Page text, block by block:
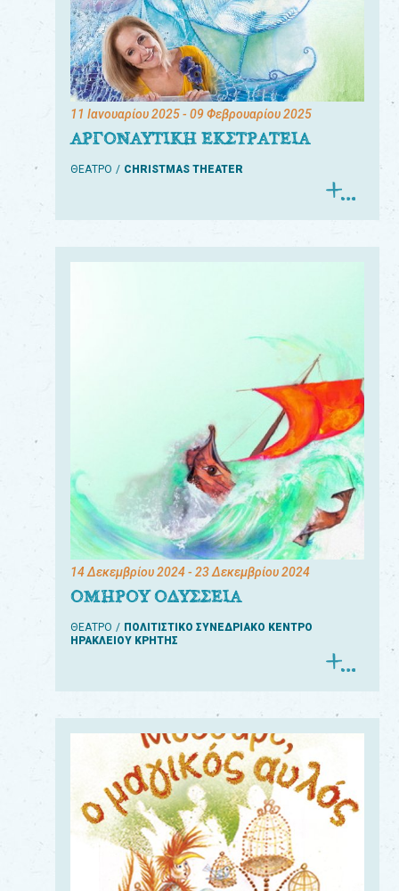
11 Ιανουαρίου 2025- 09 Φεβρουαρίου 2025
ΑΡΓΟΝΑΥΤΙΚΗ ΕΚΣΤΡΑΤΕΙΑ
ΘΕΑΤΡΟ CHRISTMAS THEATER
14 Δεκεμβρίου 2024- 23 Δεκεμβρίου 2024
ΟΜΗΡΟΥ ΟΔΥΣΣΕΙΑ
ΘΕΑΤΡΟ
ΠΟΛΙΤΙΣΤΙΚΟ ΣΥΝΕΔΡΙΑΚΟ ΚΕΝΤΡΟ
ΗΡΑΚΛΕΙΟΥ ΚΡΗΤΗΣ